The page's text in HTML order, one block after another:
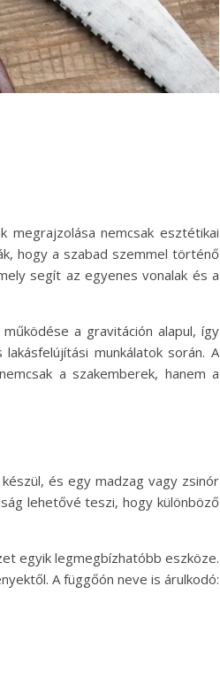
megrajzolása nemcsak esztétikai
hogy a szabad szemmel történő
segít az egyenes vonalak és a
a gravitáción alapul, így
munkálatok során. A
a szakemberek, hanem a
és egy madzag vagy zsinór
lehetővé teszi, hogy különböző
egyik legmegbízhatóbb eszköze.
A függőón neve is árulkodó: